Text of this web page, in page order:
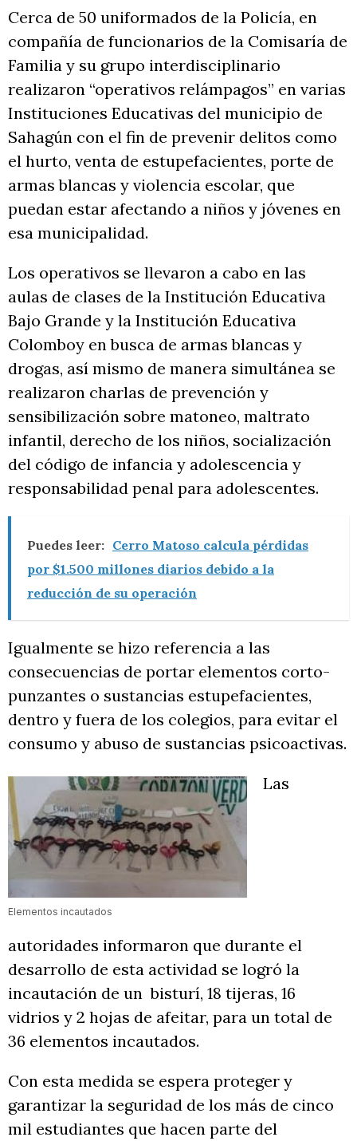
Cerca de 50 uniformados de la Policía, en
compañía de funcionarios de la Comisaría de
Familia y su grupo interdisciplinario
realizaron “operativos relámpagos” en varias
Instituciones Educativas del municipio de
Sahagún con el fin de prevenir delitos como
el hurto, venta de estupefacientes, porte de
armas blancas y violencia escolar, que
puedan estar afectando a niños y jóvenes en
esa municipalidad.
Los operativos se llevaron a cabo en las
aulas de clases de la Institución Educativa
Bajo Grande y la Institución Educativa
Colomboy en busca de armas blancas y
drogas, así mismo de manera simultánea se
realizaron charlas de prevención y
sensibilización sobre matoneo, maltrato
infantil, derecho de los niños, socialización
del código de infancia y adolescencia y
responsabilidad penal para adolescentes.
Puedes leer: Cerro Matoso calcula pérdidas
por $1.500 millones diarios debido a la
reducción de su operación
Igualmente se hizo referencia a las
consecuencias de portar elementos corto-
punzantes o sustancias estupefacientes,
dentro y fuera de los colegios, para evitar el
consumo y abuso de sustancias psicoactivas.
Elementos incautados
Las
autoridades informaron que durante el
desarrollo de esta actividad se logró la
incautación de un bisturí, 18 tijeras, 16
vidrios y 2 hojas de afeitar, para un total de
36 elementos incautados.
Con esta medida se espera proteger y
garantizar la seguridad de los más de cinco
mil estudiantes que hacen parte del